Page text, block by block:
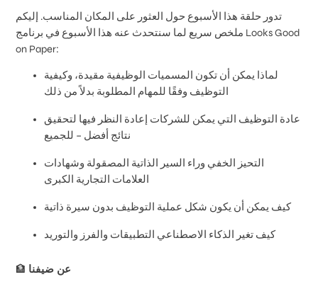
تدور حلقة هذا الأسبوع حول العثور على المكان المناسب. إليكم
ملخص سريع لما سنتحدث عنه هذا الأسبوع في برنامج Looks Good
on Paper:
لماذا يمكن أن تكون المسميات الوظيفية مقيدة، وكيفية
التوظيف وفقًا للمهام المطلوبة بدلاً من ذلك
عادة التوظيف التي يمكن للشركات إعادة النظر فيها لتحقيق
نتائج أفضل – للجميع
التحيز الخفي وراء السير الذاتية المصقولة وشهادات
العلامات التجارية الكبرى
كيف يمكن أن يكون شكل عملية التوظيف بدون سيرة ذاتية
كيف تغير الذكاء الاصطناعي التطبيقات والفرز والتوريد
🏦 عن ضيفنا